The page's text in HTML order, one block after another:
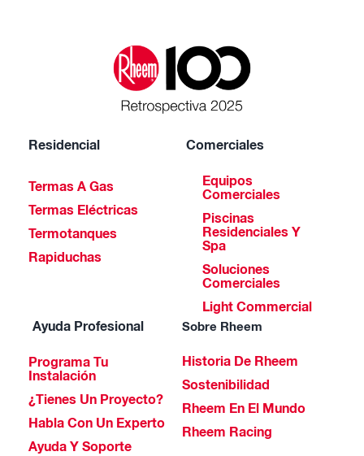
Residencial
Termas A Gas
Termas Eléctricas
Termotanques
Rapiduchas
Comerciales
Equipos
Comerciales
Piscinas
Residenciales Y
Spa
Soluciones
Comerciales
Light Commercial
Ayuda Profesional
Programa Tu
Instalación
¿Tienes Un Proyecto?
Habla Con Un Experto
Ayuda Y Soporte
Sobre Rheem
Historia De Rheem
Sostenibilidad
Rheem En El Mundo
Rheem Racing